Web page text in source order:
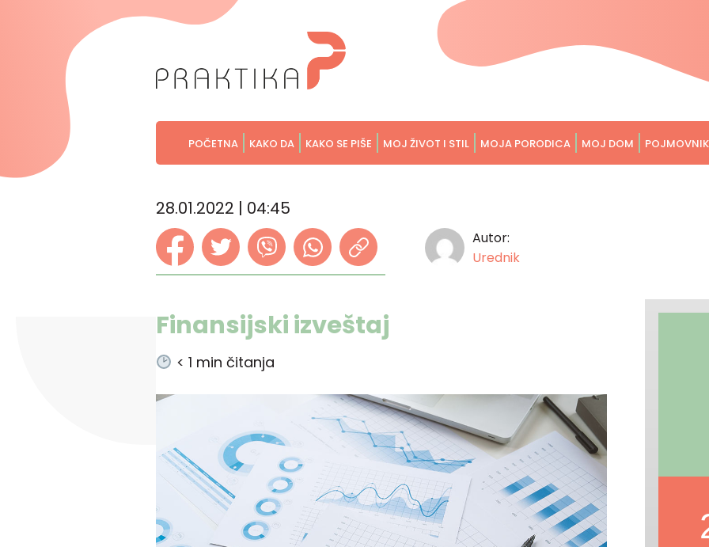
POČETNA KAKO DA KAKO SE PIŠE MOJ ŽIVOT I STIL MOJA PORODICA MOJ DOM POJMOVNIK
28.01.2022 | 04:45
Autor:
Urednik
Finansijski izveštaj
< 1 min čitanja